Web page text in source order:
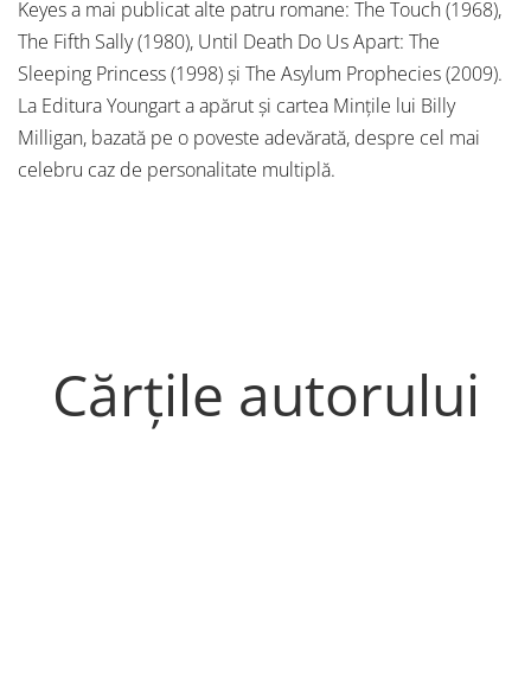
Keyes a mai publicat alte patru romane: The Touch (1968),
The Fifth Sally (1980), Until Death Do Us Apart: The
Sleeping Princess (1998) şi The Asylum Prophecies (2009).
La Editura Youngart a apărut și cartea Mințile lui Billy
Milligan, bazată pe o poveste adevărată, despre cel mai
celebru caz de personalitate multiplă.
Cărțile autorului